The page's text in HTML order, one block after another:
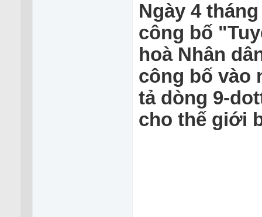
Ngày 4
công bố
hoà Nhân
công bố vào
tả dòng 9-
cho thế giới